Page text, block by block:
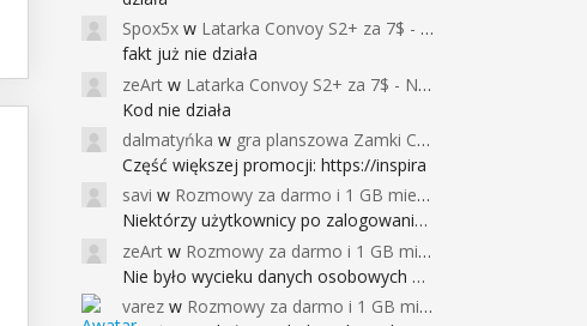
Spox5x w Latarka Convoy S2+ za 7$ - Najniższa cena od 2017r
fakt już nie działa
zeArt w Latarka Convoy S2+ za 7$ - Najniższa cena od 2017r
Kod nie działa
dalmatyńka w gra planszowa Zamki Caladale za 39zł
Część większej promocji: https://inspira
savi w Rozmowy za darmo i 1 GB miesięcznie
Niektórzy użytkownicy po zalogowaniu do
zeArt w Rozmowy za darmo i 1 GB miesięcznie
Nie było wycieku danych osobowych a nieo
varez w Rozmowy za darmo i 1 GB miesięcznie